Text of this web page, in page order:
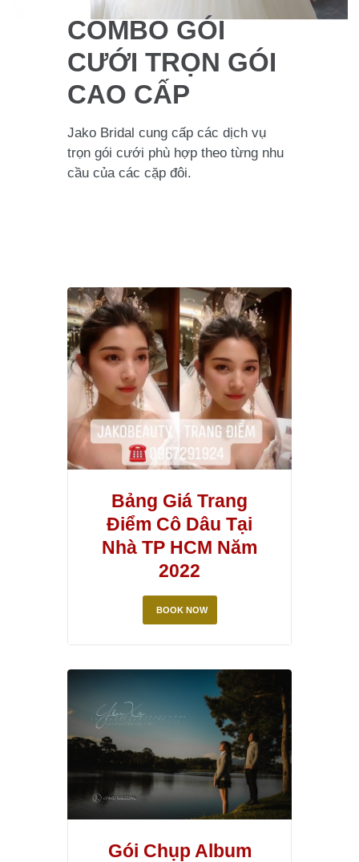
COMBO GÓI
CƯỚI TRỌN GÓI
CAO CẤP
Jako Bridal cung cấp các dịch vụ
trọn gói cưới phù hợp theo từng nhu
cầu của các cặp đôi.
Bảng Giá Trang
Điểm Cô Dâu Tại
Nhà TP HCM Năm
2022
BOOK NOW
Gói Chụp Album